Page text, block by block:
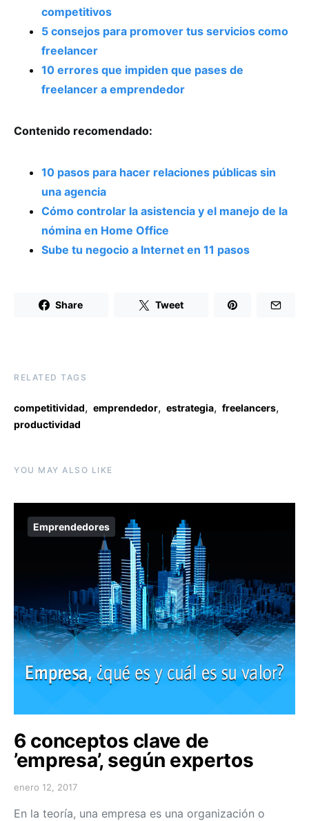
competitivos
5 consejos para promover tus servicios como
freelancer
10 errores que impiden que pases de
freelancer a emprendedor
Contenido recomendado:
10 pasos para hacer relaciones públicas sin
una agencia
Cómo controlar la asistencia y el manejo de la
nómina en Home Office
Sube tu negocio a Internet en 11 pasos
Share Tweet
RELATED TAGS
competitividad, emprendedor, estrategia, freelancers,
productividad
YOU MAY ALSO LIKE
Emprendedores
6 conceptos clave de
’empresa’, según expertos
enero 12, 2017
En la teoría, una empresa es una organización o